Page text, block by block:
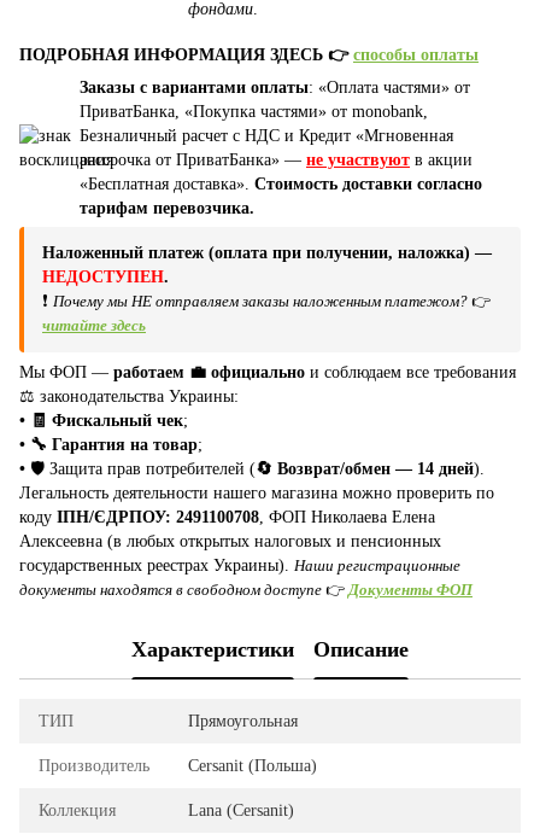
фондами
ПОДРОБНАЯ ИНФОРМАЦИЯ ЗДЕСЬ 👉 способы оплаты
Заказы с вариантами оплаты: «Оплата частями» от
ПриватБанка, «Покупка частями» от monobank,
Безналичный расчет с НДС и Кредит «Мгновенная
рассрочка от ПриватБанка» — не участвуют в акции
«Бесплатная доставка». Стоимость доставки согласно
тарифам перевозчика.
Наложенный платеж (оплата при получении, наложка) —
НЕДОСТУПЕН.
❗ Почему мы НЕ отправляем заказы наложенным платежом? 👉
читайте здесь
Мы ФОП — работаем 💼 официально и соблюдаем все требования
⚖️ законодательства Украины:
• 🧾 Фискальный чек;
• 🔧 Гарантия на товар;
• 🛡️ Защита прав потребителей (🔄 Возврат/обмен — 14 дней).
Легальность деятельности нашего магазина можно проверить по
коду ІПН/ЄДРПОУ: 2491100708 , ФОП Николаева Елена
Алексеевна (в любых открытых налоговых и пенсионных
государственных реестрах Украины). Наши регистрационные
документы находятся в свободном доступе 👉 Документы ФОП
Характеристики Описание
ТИП Прямоугольная
Производитель Cersanit (Польша)
Коллекция Lana (Cersanit)